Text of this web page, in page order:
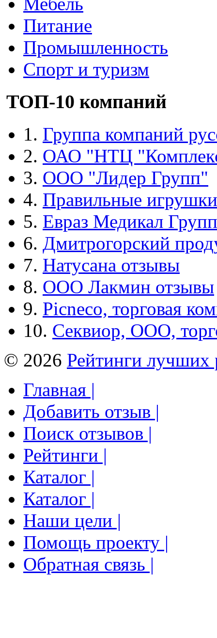
Питание
Промышленность
Спорт и туризм
ТОП-10 компаний
1. Группа компаний
2. ОАО "НТЦ
3. ООО "Лидер Групп"
4. Правильные игрушки
5. Евраз Медикал Групп
6. Дмитрогорский
7. Натусана отзывы
8. ООО Лакмин отзывы
9. Picneco, торговая
10. Секвиор, ООО,
© 2026 Рейтинги лучших
Главная |
Добавить отзыв |
Поиск отзывов |
Рейтинги |
Каталог |
Каталог |
Наши цели |
Помощь проекту |
Обратная связь |